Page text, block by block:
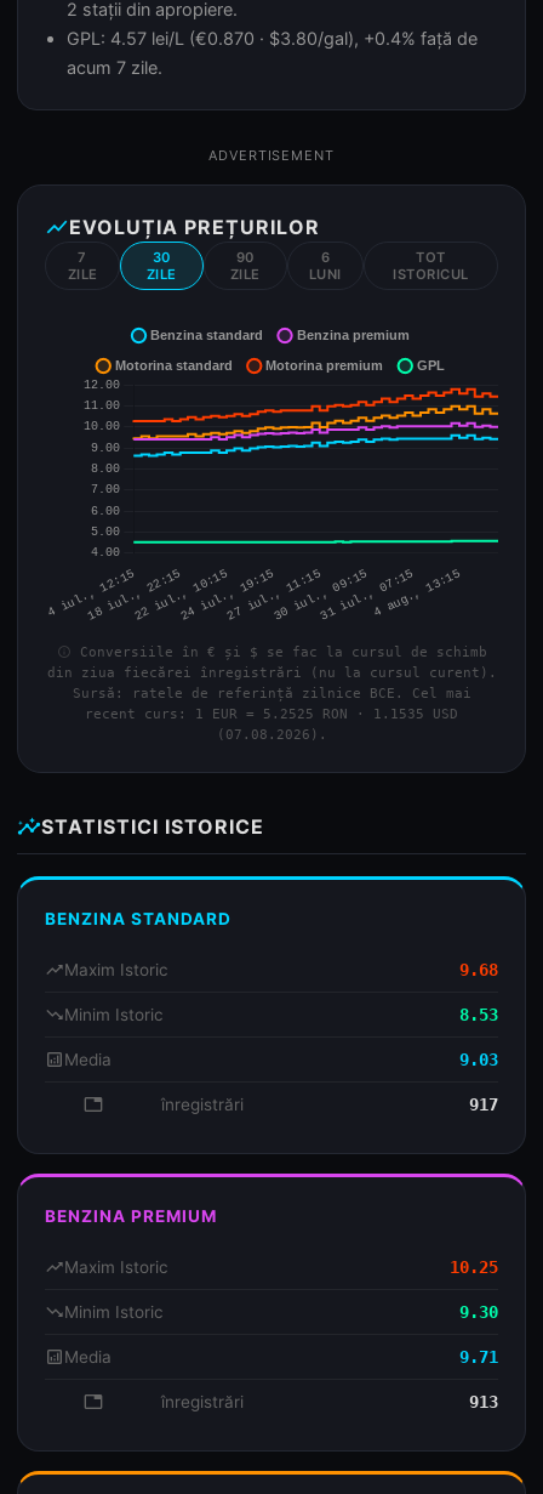
2 stații din apropiere.
GPL: 4.57 lei/L (€0.870 · $3.80/gal), +0.4% față de
acum 7 zile.
ADVERTISEMENT
show_chartEVOLUȚIA PREȚURILOR
7
ZILE
30
ZILE
90
ZILE
6
LUNI
TOT
ISTORICUL
info Conversiile în € și $ se fac la cursul de schimb
din ziua fiecărei înregistrări (nu la cursul curent).
Sursă: ratele de referință zilnice BCE. Cel mai
recent curs: 1 EUR = 5.2525 RON · 1.1535 USD
(07.08.2026).
insightsSTATISTICI ISTORICE
BENZINA STANDARD
trending_upMaxim Istoric 9.68
trending_downMinim Istoric 8.53
analyticsMedia 9.03
database înregistrări 917
BENZINA PREMIUM
trending_upMaxim Istoric 10.25
trending_downMinim Istoric 9.30
analyticsMedia 9.71
database înregistrări 913